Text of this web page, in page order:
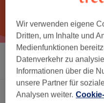
Sortieren nach
Ein Salon, der anbietet:
damen waxing - arme & achseln
Wir verwenden eigene
Dritten, um Inhalte und
Medienfunktionen
Datenverkehr zu
Informationen über die
unsere Partner für
Analysen weiter.